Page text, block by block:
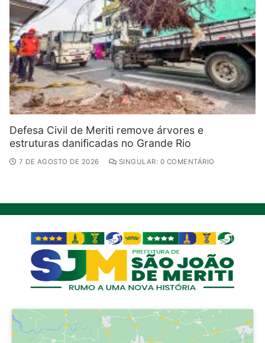
Defesa Civil de Meriti remove árvores e
estruturas danificadas no Grande Rio
7 DE AGOSTO DE 2026 SINGULAR: 0 COMENTÁRIO